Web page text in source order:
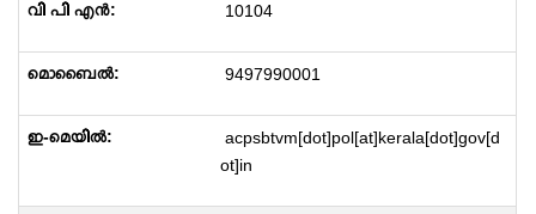
10104
9497990001
acpsbtvm[dot]pol[at]kerala[dot]gov[d
ot]in